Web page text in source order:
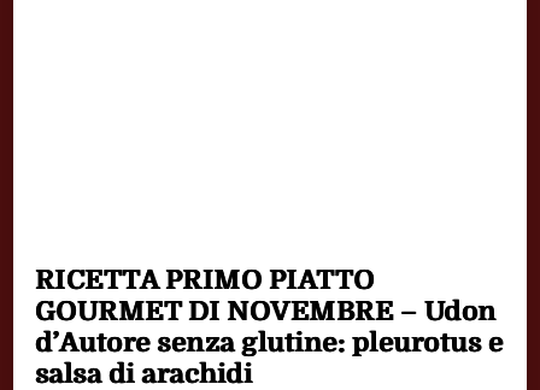
RICETTA PRIMO PIATTO
GOURMET DI NOVEMBRE – Udon
d’Autore senza glutine: pleurotus e
salsa di arachidi